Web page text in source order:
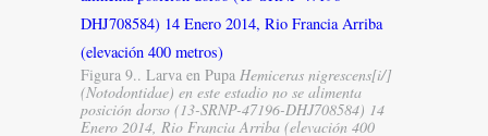
Figura 9.. Larva en Pupa Hemiceras nigrescens[i/]
(Notodontidae) en este estadio no se alimenta
posición dorso (13-SRNP-47196-DHJ708584) 14
Enero 2014, Rio Francia Arriba (elevación 400